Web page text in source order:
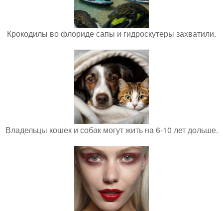
Крокодилы во флориде сапы и гидроскутеры захватили.
Владельцы кошек и собак могут жить на 6-10 лет дольше.